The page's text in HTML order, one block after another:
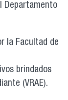
Departamento
la Facultad de
brindados
(VRAE).